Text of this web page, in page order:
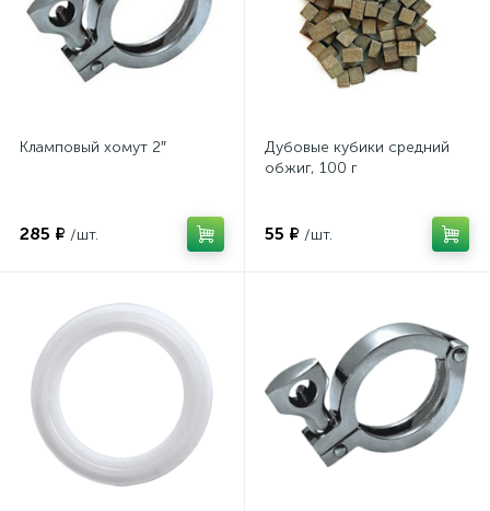
Кламповый хомут 2″
285 ₽ /шт.
Дубовые кубики средний
обжиг, 100 г
55 ₽ /шт.